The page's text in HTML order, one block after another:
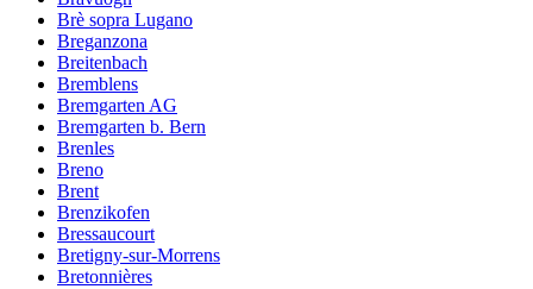
Brè sopra Lugano
Breganzona
Breitenbach
Bremblens
Bremgarten AG
Bremgarten b. Bern
Brenles
Breno
Brent
Brenzikofen
Bressaucourt
Bretigny-sur-Morrens
Bretonnières